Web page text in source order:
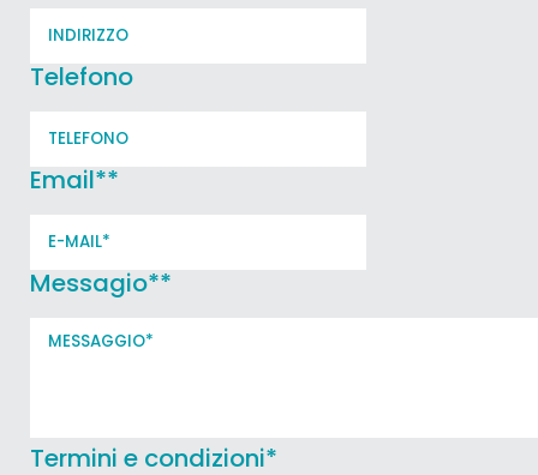
Telefono
Email**
Messagio**
Termini e condizioni*